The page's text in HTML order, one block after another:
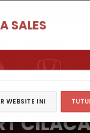
SALES
WEBSITE INI